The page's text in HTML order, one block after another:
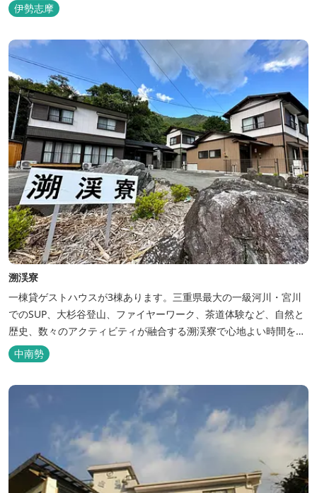
伊勢志摩
溯渓寮
一棟貸ゲストハウスが3棟あります。三重県最大の一級河川・宮川
でのSUP、大杉谷登山、ファイヤーワーク、茶道体験など、自然と
歴史、数々のアクティビティが融合する溯渓寮で心地よい時間をお
過ごしください。 溯渓寮A棟は、22㎡の広々としたLDKを有する清
潔な宿泊棟です。大きな窓からは四季折々の美しい風景を眺望で
の滞在が可能です。落ち...
中南勢